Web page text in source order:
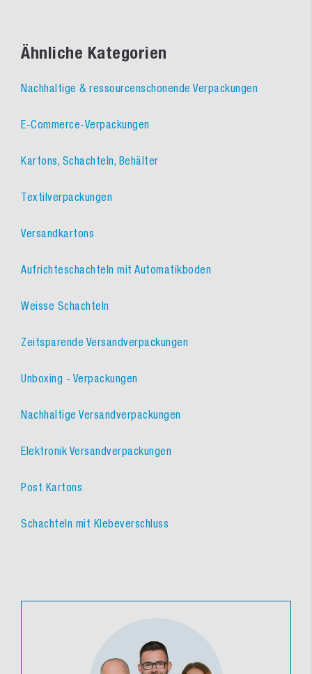
Ähnliche Kategorien
Nachhaltige & ressourcenschonende Verpackungen
E-Commerce-Verpackungen
Kartons, Schachteln, Behälter
Textilverpackungen
Versandkartons
Aufrichteschachteln mit Automatikboden
Weisse Schachteln
Zeitsparende Versandverpackungen
Unboxing - Verpackungen
Nachhaltige Versandverpackungen
Elektronik Versandverpackungen
Post Kartons
Schachteln mit Klebeverschluss